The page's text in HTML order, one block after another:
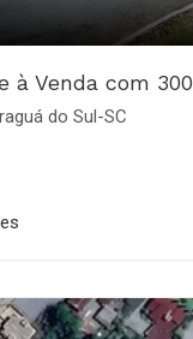
à Venda com
do Sul-SC